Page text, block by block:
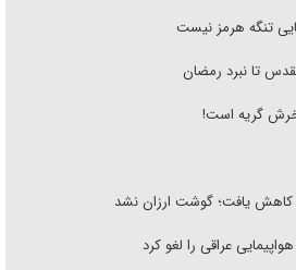
تنگه هرمز نیست
تا نبرد رمضان
گریه است!
عراقی را لغو کرد